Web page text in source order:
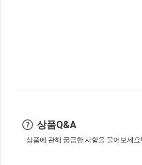
상품Q&A
상품에 관해 궁금한 사항을 물어보세요!